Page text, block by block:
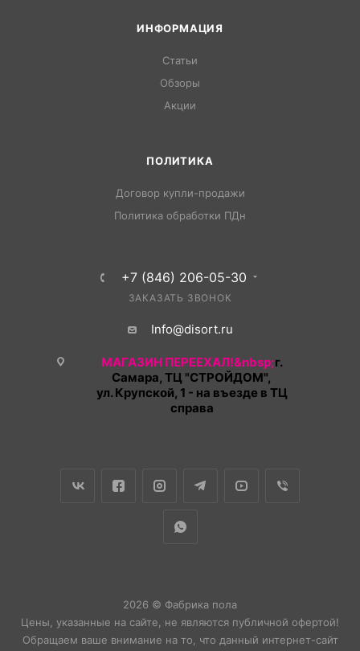
ИНФОРМАЦИЯ
Статьи
Обзоры
Акции
ПОЛИТИКА
Договор купли-продажи
Политика обработки ПДн
+7 (846) 206-05-30
ЗАКАЗАТЬ ЗВОНОК
Info@disort.ru
МАГАЗИН ПЕРЕЕХАЛ!&nbsp;г.
Самара, ТЦ "СТРОЙДОМ",
ул. Крупской, 1 - на въезде в ТЦ
справа
2026 © Фабрика пола
Цены, указанные на сайте, не являются публичной офертой!
Обращаем ваше внимание на то, что данный интернет-сайт